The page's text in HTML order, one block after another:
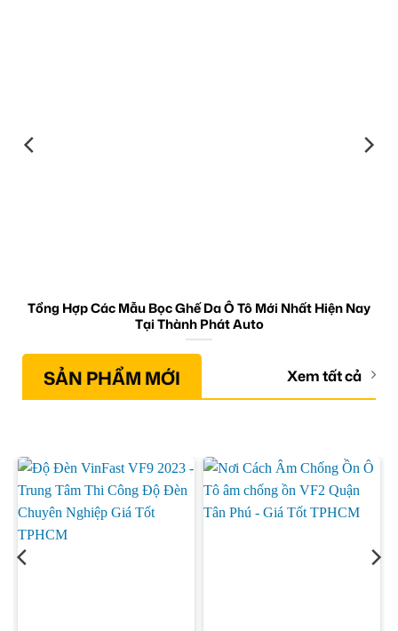
Tổng Hợp Các Mẫu Bọc Ghế Da Ô Tô Mới Nhất Hiện Nay
Tại Thành Phát Auto
SẢN PHẨM MỚI Xem tất cả